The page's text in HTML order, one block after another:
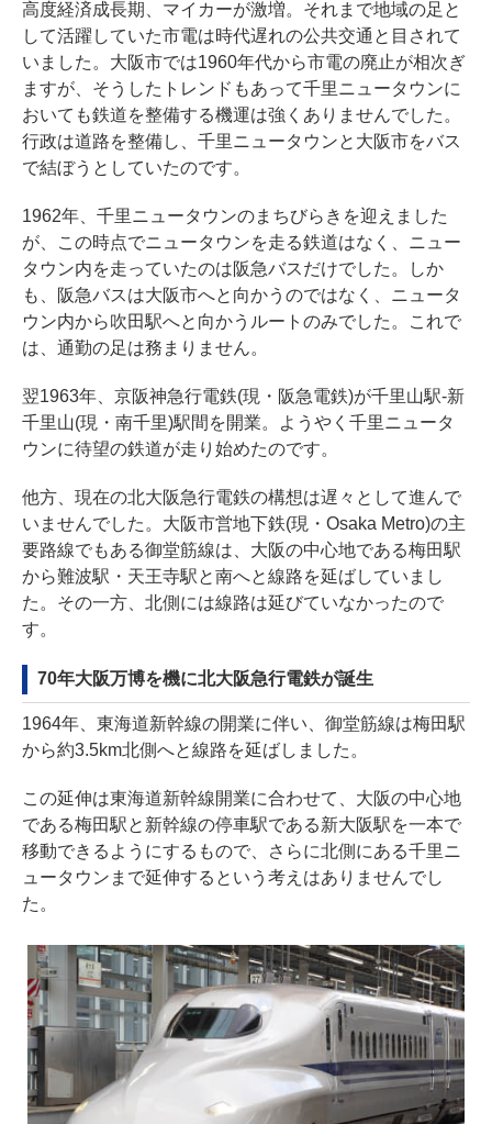
高度経済成長期、マイカーが激増。それまで地域の足と
して活躍していた市電は時代遅れの公共交通と目されて
いました。大阪市では1960年代から市電の廃止が相次ぎ
ますが、そうしたトレンドもあって千里ニュータウンに
おいても鉄道を整備する機運は強くありませんでした。
行政は道路を整備し、千里ニュータウンと大阪市をバス
で結ぼうとしていたのです。
1962年、千里ニュータウンのまちびらきを迎えました
が、この時点でニュータウンを走る鉄道はなく、ニュー
タウン内を走っていたのは阪急バスだけでした。しか
も、阪急バスは大阪市へと向かうのではなく、ニュータ
ウン内から吹田駅へと向かうルートのみでした。これで
は、通勤の足は務まりません。
翌1963年、京阪神急行電鉄(現・阪急電鉄)が千里山駅-新
千里山(現・南千里)駅間を開業。ようやく千里ニュータ
ウンに待望の鉄道が走り始めたのです。
他方、現在の北大阪急行電鉄の構想は遅々として進んで
いませんでした。大阪市営地下鉄(現・Osaka Metro)の主
要路線でもある御堂筋線は、大阪の中心地である梅田駅
から難波駅・天王寺駅と南へと線路を延ばしていまし
た。その一方、北側には線路は延びていなかったので
す。
70年大阪万博を機に北大阪急行電鉄が誕生
1964年、東海道新幹線の開業に伴い、御堂筋線は梅田駅
から約3.5km北側へと線路を延ばしました。
この延伸は東海道新幹線開業に合わせて、大阪の中心地
である梅田駅と新幹線の停車駅である新大阪駅を一本で
移動できるようにするもので、さらに北側にある千里ニ
ュータウンまで延伸するという考えはありませんでし
た。